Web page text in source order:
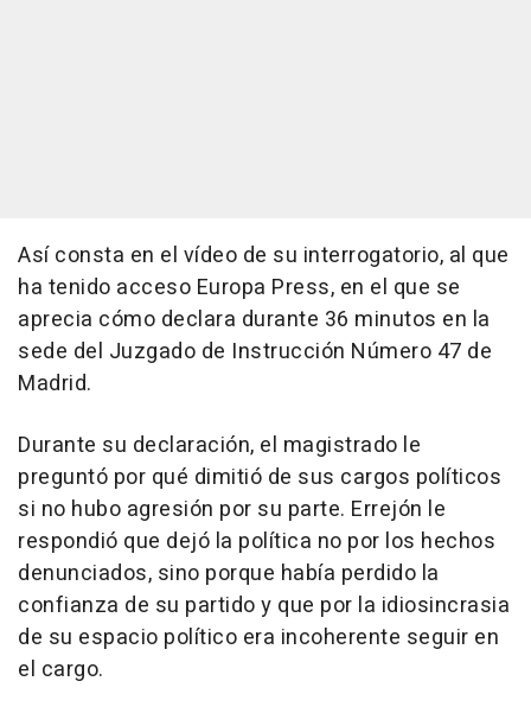
Así consta en el vídeo de su interrogatorio, al que
ha tenido acceso Europa Press, en el que se
aprecia cómo declara durante 36 minutos en la
sede del Juzgado de Instrucción Número 47 de
Madrid.
Durante su declaración, el magistrado le
preguntó por qué dimitió de sus cargos políticos
si no hubo agresión por su parte. Errejón le
respondió que dejó la política no por los hechos
denunciados, sino porque había perdido la
confianza de su partido y que por la idiosincrasia
de su espacio político era incoherente seguir en
el cargo.